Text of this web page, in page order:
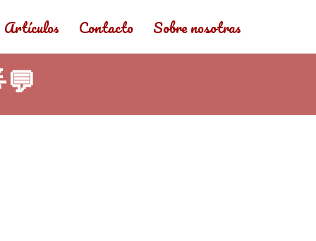
Artículos Contacto Sobre nosotras